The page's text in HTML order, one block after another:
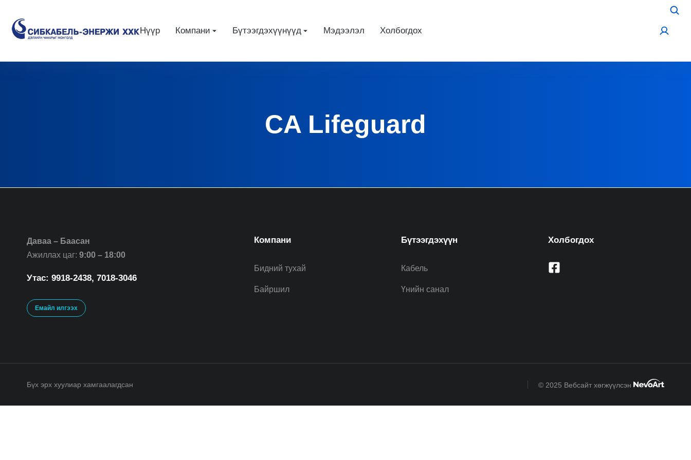
Нүүр Компани Бүтээгдэхүүнүүд Мэдээлэл Холбогдох
CA Lifeguard
Даваа – Баасан
Ажиллах цаг: 9:00 – 18:00
Утас: 9918-2438, 7018-3046
Емайл илгээх
Компани
Бидний тухай
Байршил
Бүтээгдэхүүн
Кабель
Үнийн санал
Холбогдох
Бүх эрх хуулиар хамгаалагдсан © 2025 Вебсайт хөгжүүлсэн